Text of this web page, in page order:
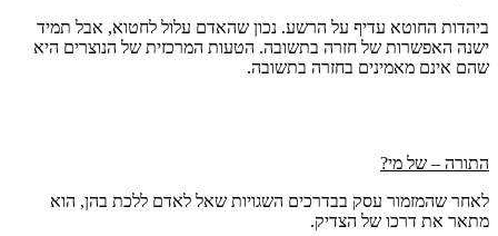
ביהדות החוטא עדיף על הרשע. נכון שהאדם עלול לחטוא, אבל תמיד
ישנה האפשרות של חזרה בתשובה. הטעות המרכזית של הנוצרים היא
שהם אינם מאמינים בחזרה בתשובה.
התורה – של מי?
לאחר שהמזמור עסק בבדרכים השגויות שאל לאדם ללכת בהן, הוא
מתאר את דרכו של הצדיק.